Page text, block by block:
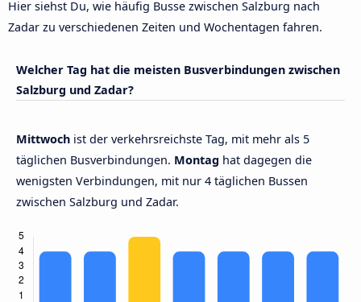
Hier siehst Du, wie häufig Busse zwischen Salzburg nach
Zadar zu verschiedenen Zeiten und Wochentagen fahren.
Welcher Tag hat die meisten Busverbindungen zwischen
Salzburg und Zadar?
Mittwoch ist der verkehrsreichste Tag, mit mehr als 5
täglichen Busverbindungen. Montag hat dagegen die
wenigsten Verbindungen, mit nur 4 täglichen Bussen
zwischen Salzburg und Zadar.